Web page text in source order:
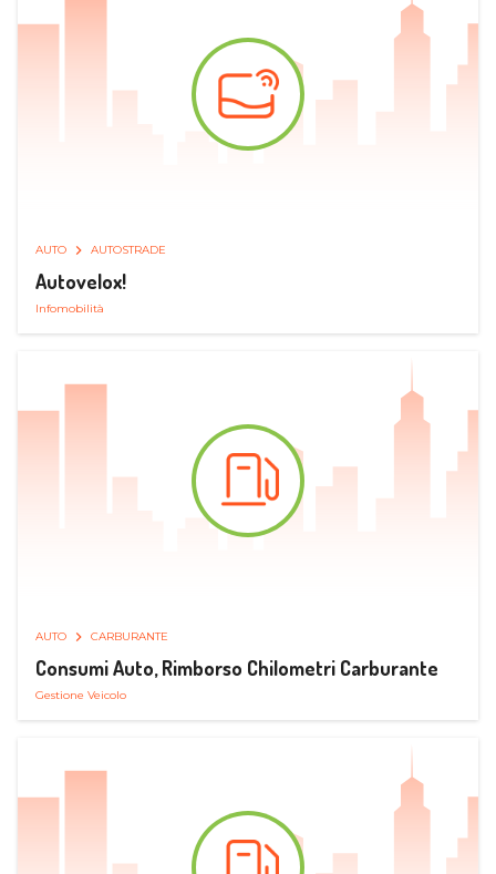
AUTO AUTOSTRADE
Autovelox!
Infomobilità
AUTO CARBURANTE
Consumi Auto, Rimborso Chilometri Carburante
Gestione Veicolo